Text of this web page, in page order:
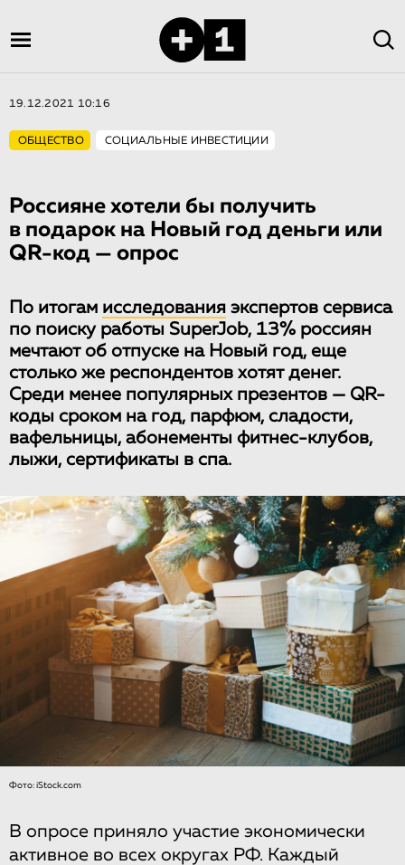
19.12.2021 10:16
ОБЩЕСТВО СОЦИАЛЬНЫЕ ИНВЕСТИЦИИ
Россияне хотели бы получить
в подарок на Новый год деньги или
QR-код — опрос
По итогам исследования экспертов сервиса
по поиску работы SuperJob, 13% россиян
мечтают об отпуске на Новый год, еще
столько же респондентов хотят денег.
Среди менее популярных презентов — QR-
коды сроком на год, парфюм, сладости,
вафельницы, абонементы фитнес-клубов,
лыжи, сертификаты в спа.
Фото: iStock.com
В опросе приняло участие экономически
активное во всех округах РФ. Каждый